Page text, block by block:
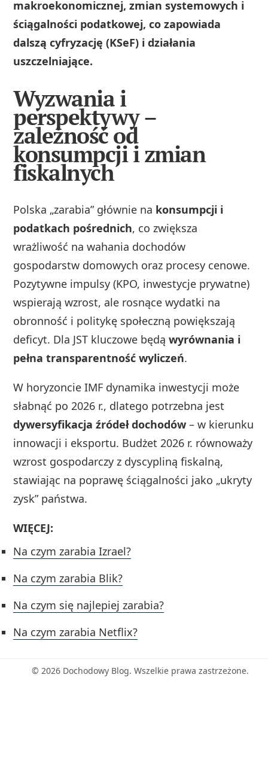
makroekonomicznej, zmian systemowych i
ściągalności podatkowej, co zapowiada
dalszą cyfryzację (KSeF) i działania
uszczelniające.
Wyzwania i
perspektywy –
zależność od
konsumpcji i zmian
fiskalnych
Polska „zarabia” głównie na konsumpcji i
podatkach pośrednich, co zwiększa
wrażliwość na wahania dochodów
gospodarstw domowych oraz procesy cenowe.
Pozytywne impulsy (KPO, inwestycje prywatne)
wspierają wzrost, ale rosnące wydatki na
obronność i politykę społeczną powiększają
deficyt. Dla JST kluczowe będąwyrównania i
pełna transparentność wyliczeń.
W horyzoncie IMF dynamika inwestycji może
słabnąć po 2026 r., dlatego potrzebna jest
dywersyfikacja źródeł dochodów – w kierunku
innowacji i eksportu. Budżet 2026 r. równoważy
wzrost gospodarczy z dyscypliną fiskalną,
stawiając na poprawę ściągalności jako „ukryty
zysk” państwa.
WIĘCEJ:
Na czym zarabia Izrael?
Na czym zarabia Blik?
Na czym się najlepiej zarabia?
Na czym zarabia Netflix?
© 2026 Dochodowy Blog. Wszelkie prawa zastrzeżone.